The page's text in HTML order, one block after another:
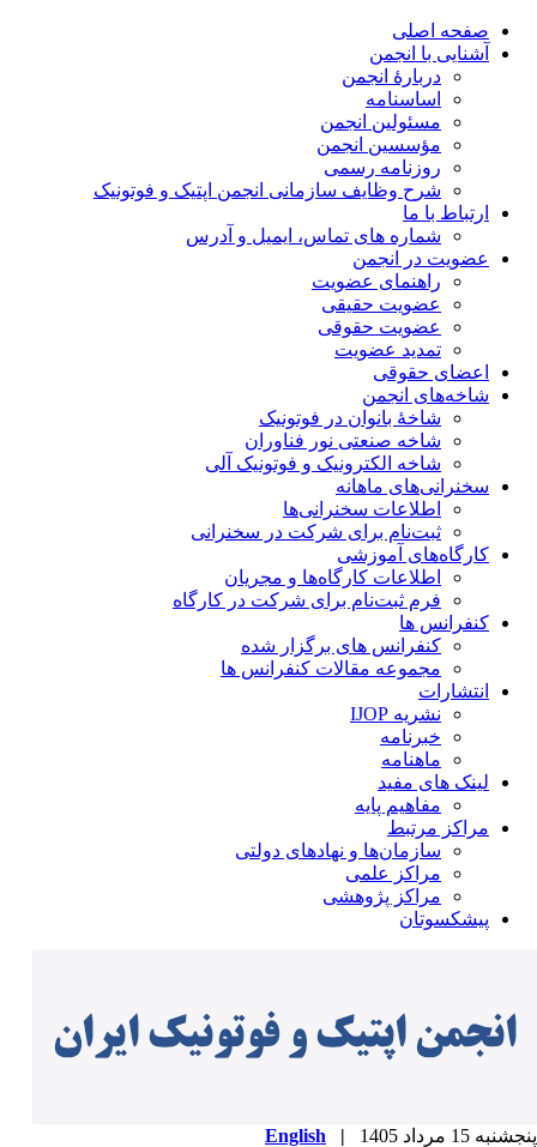
صفحه اصلی
آشنایی با انجمن
دربارۀ انجمن
اساسنامه
مسئولین انجمن
مؤسسین انجمن
روزنامه رسمی
شرح وظایف سازمانی انجمن اپتیک و فوتونیک
ارتباط با ما
شماره های تماس، ایمیل و آدرس
عضویت در انجمن
راهنمای عضویت
عضویت حقیقی
عضویت حقوقی
تمدید عضویت
اعضای حقوقی
شاخه‌های انجمن
شاخۀ بانوان در فوتونیک
شاخه صنعتی نور فناوران
شاخه‌ الکترونیک و فوتونیک آلی
سخنرانی‌های ماهانه
اطلاعات سخنرانی‌‌ها
ثبت‌نام برای شرکت در سخنرانی
کارگاه‌های آموزشی
اطلاعات کارگاه‌ها و مجریان
فرم ثبت‌نام برای شرکت در کارگاه
کنفرانس ها
کنفرانس های برگزار شده
مجموعه مقالات کنفرانس ها
انتشارات
نشریه IJOP
خبرنامه
ماهنامه
لینک های مفید
مفاهیم پایه
مراکز مرتبط
سازمان‌ها و نهادهای دولتی
مراکز علمی
مراکز پژوهشی
پیشکسوتان
15 مرداد 1405 |
English